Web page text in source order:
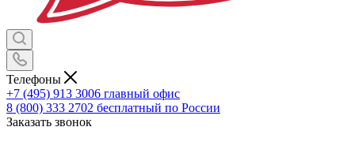
Телефоны
+7 (495) 913 3006 главный офис
8 (800) 333 2702 бесплатный по России
Заказать звонок